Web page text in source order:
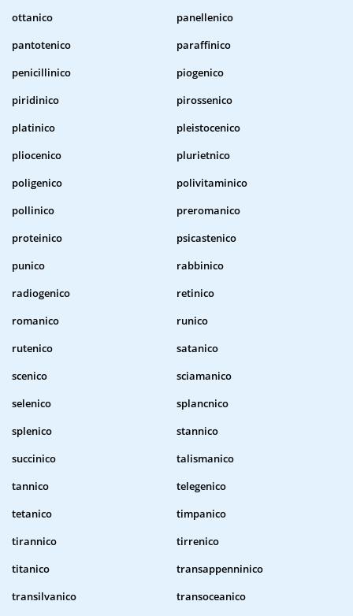
ottanico
panellenico
pantotenico
paraffinico
penicillinico
piogenico
piridinico
pirossenico
platinico
pleistocenico
pliocenico
plurietnico
poligenico
polivitaminico
pollinico
preromanico
proteinico
psicastenico
punico
rabbinico
radiogenico
retinico
romanico
runico
rutenico
satanico
scenico
sciamanico
selenico
splancnico
splenico
stannico
succinico
talismanico
tannico
telegenico
tetanico
timpanico
tirannico
tirrenico
titanico
transappenninico
transilvanico
transoceanico